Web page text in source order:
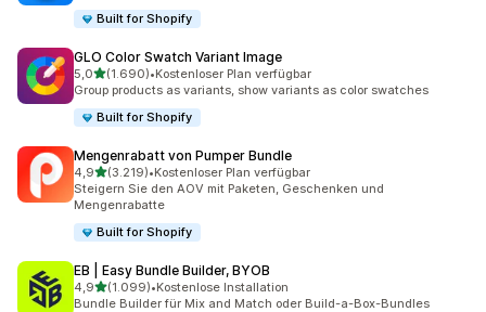
Built for Shopify
GLO Color Swatch Variant Image
5,0von 5 Sternen
(1.690)
1690 Rezensionen insgesamt
•Kostenloser Plan verfügbar
Group products as variants, show variants as color swatches
Built for Shopify
Mengenrabatt von Pumper Bundle
4,9von 5 Sternen
(3.219)
3219 Rezensionen insgesamt
•Kostenloser Plan verfügbar
Steigern Sie den AOV mit Paketen, Geschenken und
Mengenrabatte
Built for Shopify
EB | Easy Bundle Builder, BYOB
4,9von 5 Sternen
(1.099)
1099 Rezensionen insgesamt
•Kostenlose Installation
Bundle Builder für Mix and Match oder Build-a-Box-Bundles